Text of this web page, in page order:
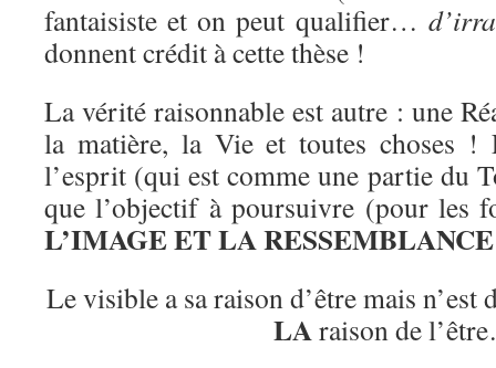
fantaisiste et on peut qualifier…
donnent crédit à cette thèse !
La vérité raisonnable est autre : une
la matière, la Vie et toutes choses !
l’esprit (qui est comme une partie du
que l’objectif à poursuivre (pour les
L’IMAGE ET LA
Le visible a sa raison d’être mais
LAraison de